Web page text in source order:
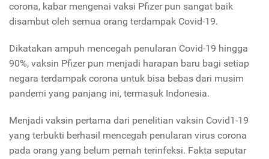
corona, kabar mengenai vaksi Pfizer pun sangat baik
disambut oleh semua orang terdampak Covid-19.
Dikatakan ampuh mencegah penularan Covid-19 hingga
90%, vaksin Pfizer pun menjadi harapan baru bagi setiap
negara terdampak corona untuk bisa bebas dari musim
pandemi yang panjang ini, termasuk Indonesia.
Menjadi vaksin pertama dari penelitian vaksin Covid1-19
yang terbukti berhasil mencegah penularan virus corona
pada orang yang belum pernah terinfeksi. Fakta seputar